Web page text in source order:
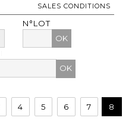
SALES CONDITIONS
N°LOT
OK
4 5 6 7 8